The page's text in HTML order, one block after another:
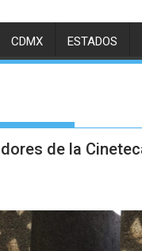
CDMX ESTADOS
de la